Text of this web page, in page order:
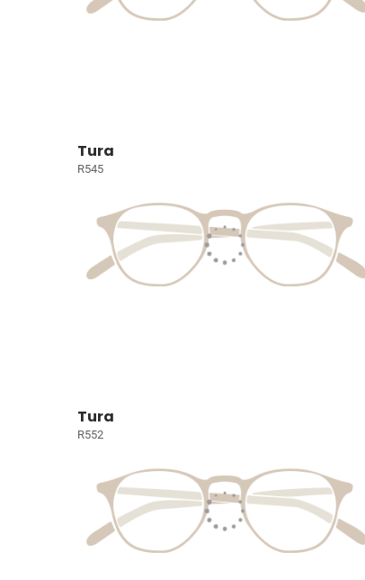
Tura
R545
Tura
R552